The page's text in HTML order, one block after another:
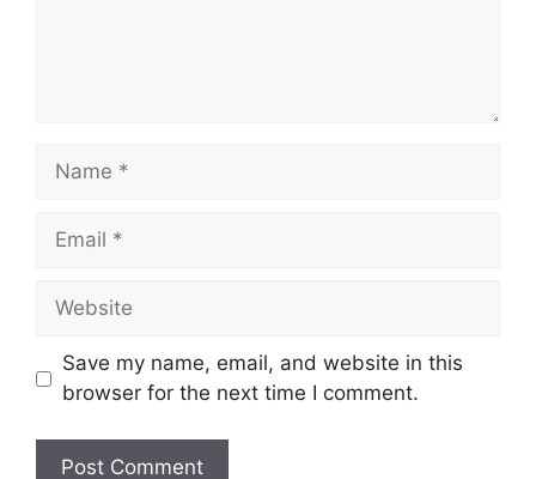
Save my name, email, and website in this
browser for the next time I comment.